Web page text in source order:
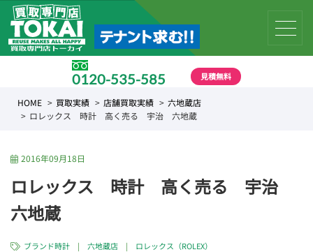
0120-535-585 見積無料
HOME 買取実績 店舗買取実績
六地蔵店
ロレックス 時計 高く売る 宇治 六地蔵
2016年09月18日
ロレックス 時計 高く売る 宇治
六地蔵
ブランド時計 |六地蔵店 | ロレックス（ROLEX）